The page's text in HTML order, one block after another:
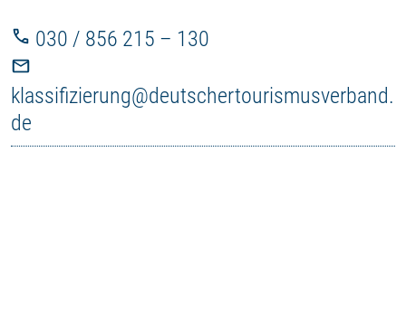
030 / 856 215 – 130
klassifizierung@deutschertourismusverband.
de